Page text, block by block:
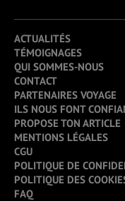
ACTUALITÉS
TÉMOIGNAGES
QUI SOMMES-NOUS
CONTACT
PARTENAIRES VOYAGE
ILS NOUS FONT
PROPOSE TON ARTICLE
MENTIONS LÉGALES
CGU
POLITIQUE DE
POLITIQUE DES
FAQ